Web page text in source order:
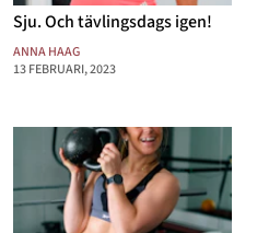
Sju. Och tävlingsdags igen!
ANNA HAAG
13 FEBRUARI, 2023